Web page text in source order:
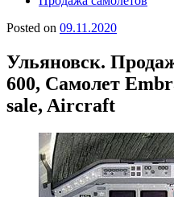
Posted on 09.11.2020
Ульяновск.
600, Самолет
sale, Aircraft